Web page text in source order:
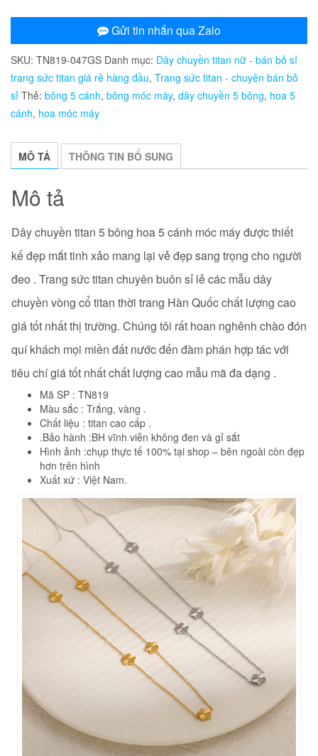
5
bông
hoa
5
cánh
máy
số
lượng
Gửi tin nhắn qua Zalo
SKU: TN819-047GS Danh mục: Dây chuyền titan nữ - bán bỏ sỉ
trang sức titan giá rẻ hàng đầu, Trang sức titan - chuyên bán bỏ
sỉ Thẻ: bông 5 cánh, bông móc máy, dây chuyền 5 bông, hoa 5
cánh, hoa móc máy
MÔ TẢ THÔNG TIN BỔ SUNG
Mô tả
Dây chuyền titan 5 bông hoa 5 cánh móc máy được thiết
kế đẹp mắt tinh xảo mang lại vẻ đẹp sang trọng cho người
đeo . Trang sức titan chuyên buôn sỉ lẻ các mẫu dây
chuyền vòng cổ titan thời trang Hàn Quốc chất lượng cao
giá tốt nhất thị trường. Chúng tôi rất hoan nghênh chào đón
quí khách mọi miền đất nước đến đàm phán hợp tác với
tiêu chí giá tốt nhất chất lượng cao mẫu mã đa dạng .
Mã SP : TN819
Màu sắc : Trắng, vàng .
Chất liệu : titan cao cấp .
.Bảo hành :BH vĩnh viễn không đen và gỉ sắt
Hình ảnh :chụp thực tế 100% tại shop – bên ngoài còn đẹp
hơn trên hình
Xuất xứ : Việt Nam.